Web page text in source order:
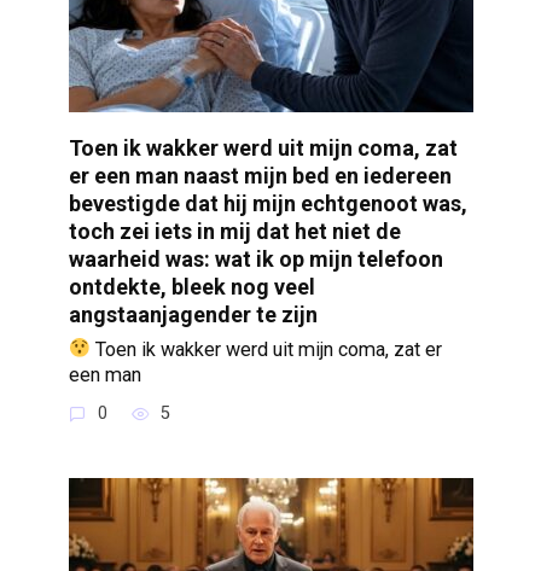
Toen ik wakker werd uit mijn coma, zat
er een man naast mijn bed en iedereen
bevestigde dat hij mijn echtgenoot was,
toch zei iets in mij dat het niet de
waarheid was: wat ik op mijn telefoon
ontdekte, bleek nog veel
angstaanjagender te zijn
Toen ik wakker werd uit mijn coma, zat er
een man
0 5